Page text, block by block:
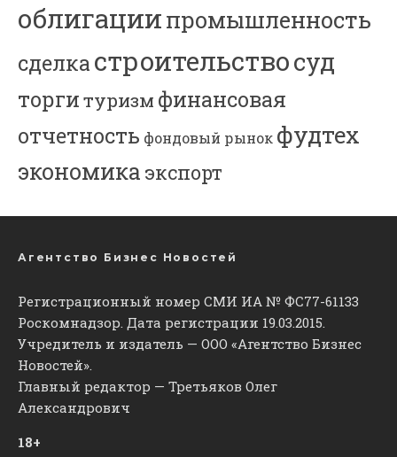
облигациипромышленность
сделкастроительствосуд
торгитуризм финансовая
отчетность фондовый рынок фудтех
экономика экспорт
Агентство Бизнес Новостей
Регистрационный номер СМИ ИА № ФС77-61133
Роскомнадзор. Дата регистрации 19.03.2015.
Учредитель и издатель — ООО «Агентство Бизнес
Новостей».
Главный редактор — Третьяков Олег
Александрович
18+